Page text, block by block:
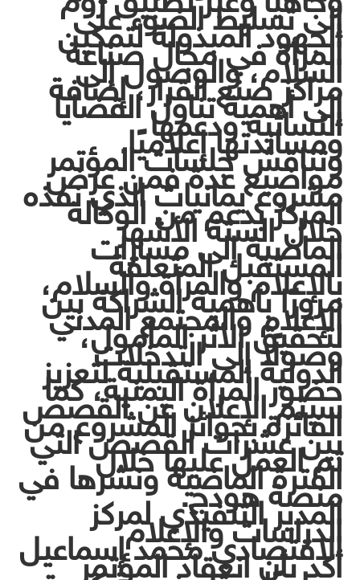
إلى تسليط الضوء على
الجهود المبذولة لتمكين
المرأة في مجال صناعة
السلام، والوصول إلى
مراكز صنع القرار، إضافة
إلى أهمية تناول القضايا
النسائية ودعمها
ومساندتها إعلاميًا.
وتناقش جلسات المؤتمر
مواضيع عدة فمن عرض
مشروع يمانيات الذي نفذه
المركز بدعم من الوكالة
خلال الستة الأشهر
الماضية إلى مسارات
المستقبل المتعلقة
بالإعلام والمرأة والسلام،
مرورًا بأهمية الشراكة بين
الإعلام والمجتمع المدني
لتحقيق الأثر المأمول،
وصولًا إلى التدخلات
الدولية المستقبلية لتعزيز
حضور المرأة اليمنية، كما
سيتم الإعلان عن القصص
الفائزة بجوائز المشروع من
بين عشرات القصص التي
تم العمل عليها خلال
الفترة الماضية ونشرها في
منصة هودج.
المدير التنفيذي لمركز
الدراسات والإعلام
الاقتصادي محمد إسماعيل
أكد بأن انعقاد المؤتمر